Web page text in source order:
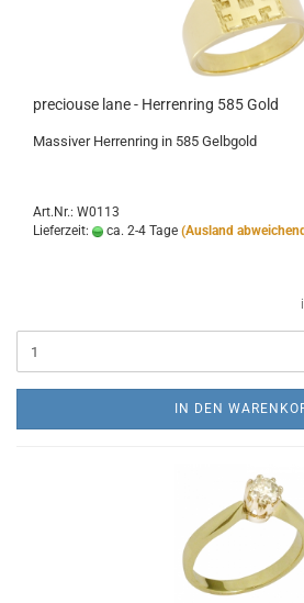
preciouse lane - Herrenring 585 Gold
Massiver Herrenring in 585 Gelbgold
Art.Nr.: W0113
Lieferzeit:
ca. 2-4 Tage (Ausland
IN DEN